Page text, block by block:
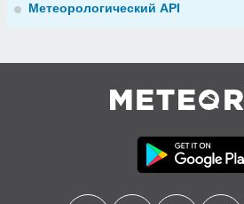
Метеорологический API